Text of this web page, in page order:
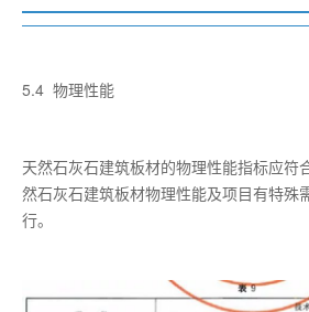
5.4 物理性能
天然石灰石建筑板材的物理性能指标应符
然石灰石建筑板材物理性能及项目有特殊
行。